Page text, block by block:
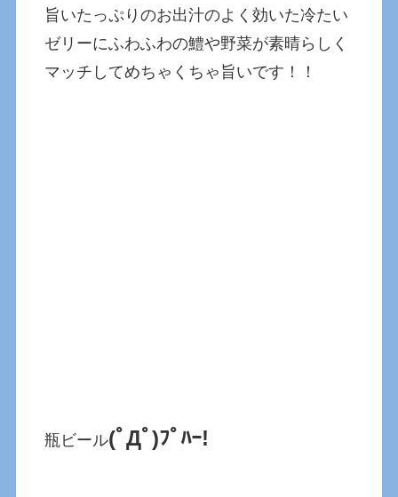
旨いたっぷりのお出汁のよく効いた冷たい
ゼリーにふわふわの鱧や野菜が素晴らしく
マッチしてめちゃくちゃ旨いです！！
瓶ビール(ﾟДﾟ)ﾌﾟﾊｰ!